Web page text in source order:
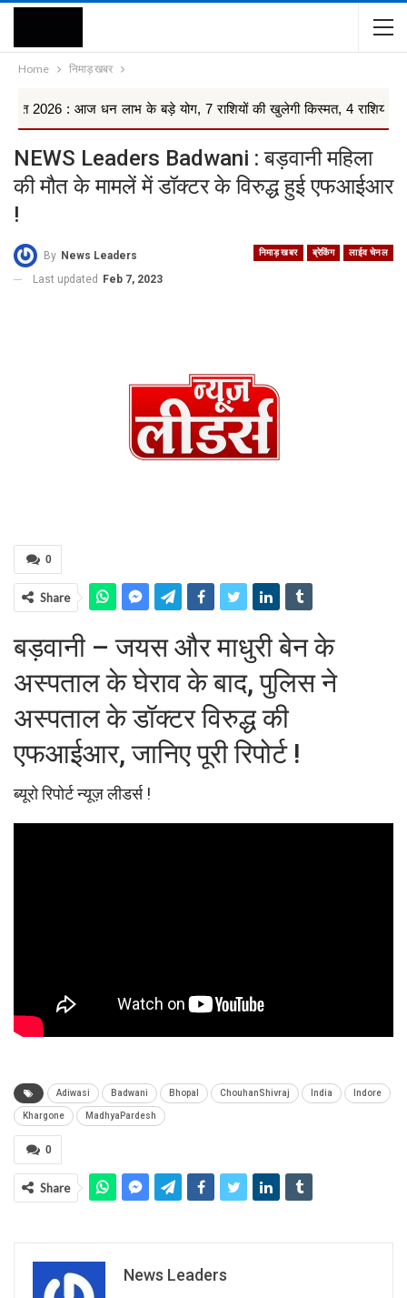
Home निमाड़ खबर
आज धन लाभ के बड़े योग, 7 राशियों की खुलेगी किस्मत, 4 राशियों को रहना ...
NEWS Leaders Badwani : बड़वानी महिला
की मौत के मामलें में डॉक्टर के विरुद्ध हुई एफआईआर
!
निमाड़ खबर ब्रेकिंग लाईव चेनल
By News Leaders
Last updated Feb 7, 2023
0
Share
बड़वानी – जयस और माधुरी बेन के
अस्पताल के घेराव के बाद, पुलिस ने
अस्पताल के डॉक्टर विरुद्ध की
एफआईआर, जानिए पूरी रिपोर्ट !
ब्यूरो रिपोर्ट न्यूज़ लीडर्स !
Adiwasi Badwani Bhopal ChouhanShivraj India Indore
Khargone MadhyaPardesh
0
Share
News Leaders